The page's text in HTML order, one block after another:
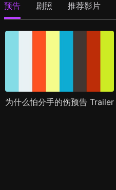
预告 剧照 推荐影片
为什么怕分手的伤预告 Trailer